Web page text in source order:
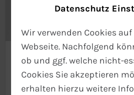
Lucas Denger
Datenschutz
Wir verwenden Cookies
Webseite. Nachfolgend
ob und ggf. welche nicht-
Cookies Sie akzeptieren
erhalten hierzu weitere